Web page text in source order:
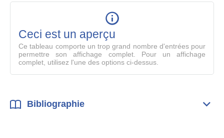
Ceci est un aperçu
Ce tableau comporte un trop grand nombre d'entrées pour
permettre son affichage complet. Pour un affichage
complet, utilisez l'une des options ci-dessus.
Bibliographie